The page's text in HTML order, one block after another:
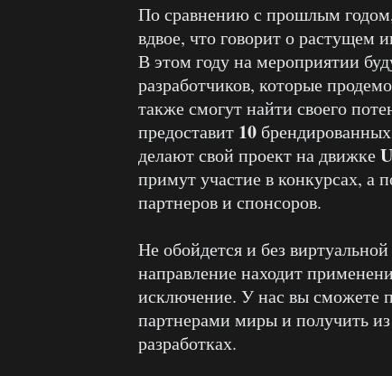
По сравнению с прошлым
вдвое, что говорит о растущем
В этом году на мероприятии
разработчиков, которые
также смогут найти своего
предоставит 10
делают свой проект на движке
примут участие в конкурсах, а
партнеров и спонсоров.
Не обойдется и без
направление находит
исключение. У нас вы сможете
партнерами миры и получить
разработках.